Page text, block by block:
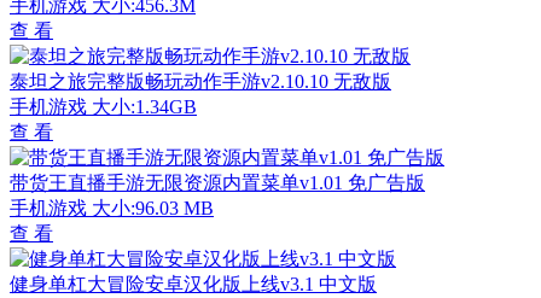
手机游戏 大小:456.3M
查 看
泰坦之旅完整版畅玩动作手游v2.10.10 无敌版
手机游戏 大小:1.34GB
查 看
带货王直播手游无限资源内置菜单v1.01 免广告版
手机游戏 大小:96.03 MB
查 看
健身单杠大冒险安卓汉化版上线v3.1 中文版